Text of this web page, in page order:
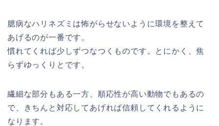
臆病なハリネズミは怖がらせないように環境を整えて
あげるのが一番です。
慣れてくれば少しずつなつくものです。とにかく、焦
らずゆっくりとです。
繊細な部分もある一方、順応性が高い動物でもあるの
で、きちんと対応してあげれば信頼してくれるように
なります。